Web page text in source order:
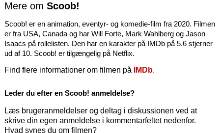
Mere om Scoob!
Scoob! er en animation, eventyr- og komedie-film fra 2020. Filmen
er fra USA, Canada og har Will Forte, Mark Wahlberg og Jason
Isaacs på rollelisten. Den har en karakter på IMDb på 5.6 stjerner
ud af 10. Scoob! er tilgængelig på Netflix.
Find flere informationer om filmen på
IMDb.
Leder du efter en Scoob! anmeldelse?
Læs brugeranmeldelser og deltag i diskussionen ved at
skrive din egen anmeldelse i kommentarfeltet nedenfor.
Hvad synes du om filmen?